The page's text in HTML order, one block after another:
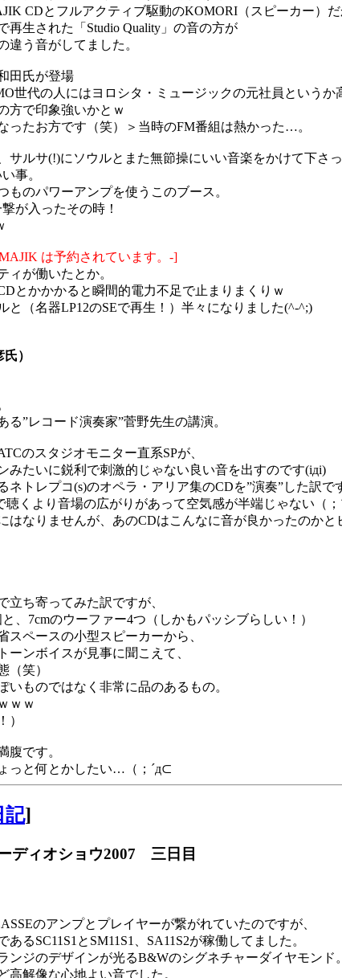
CDとフルアクティブ駆動のKOMORI（スピーカー）
再生された「Studio Quality」の音の方が
違う音がしてました。
田氏が登場
世代の人にはヨロシタ・ミュージックの元社員というか
方で印象強いかとｗ
ったお方です（笑）＞当時のFM番組は熱かった…。
サルサ(!)にソウルとまた無節操にいい音楽をかけて下さっ
事。
ものパワーアンプを使うこのブース。
が入ったその時！
は予約されています。-]
ィが働いたとか。
とかかかると瞬間的電力不足で止まりまくりｗ
と（名器LP12のSEで再生！）半々になりました(^-^;)
）
”レコード演奏家”菅野先生の講演。
のスタジオモニター直系SPが、
みたいに鋭利で刺激的じゃない良い音を出すのです(iдi)
トレプコ(s)のオペラ・アリア集のCDを”演奏”した訳で
聴くより音場の広がりがあって空気感が半端じゃない（；
はなりませんが、あのCDはこんなに音が良かったのかと
立ち寄ってみた訳ですが、
、7cmのウーファー4つ（しかもパッシブらしい！）
スペースの小型スピーカーから、
ーンボイスが見事に聞こえて、
（笑）
いものではなく非常に品のあるもの。
ｗｗ
）
腹です。
っと何とかしたい…（；´д⊂
記]
ディオショウ2007 三日目
のアンプとプレイヤーが繋がれていたのですが、
るSC11S1とSM11S1、SA11S2が稼働してました。
ンジのデザインが光るB&Wのシグネチャーダイヤモンド。
高解像な心地よい音でした。